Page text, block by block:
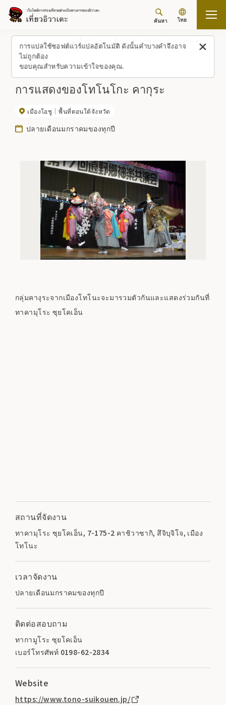
การแปลใช้ซอฟต์แวร์แปลอัตโนมัติ ดังนั้นคำบางคำจึงอาจ
ไม่ถูกต้อง
ขอบคุณสำหรับความเข้าใจของคุณ.
ค้นหา ไทย
กลับขึ้นด้านบน
การแสดงของโทโนโกะ คากุระ
เมืองโอชู พื้นที่ตอนใต้จังหวัด
ปลายเดือนมกราคมของทุกปี
กลุ่มคางุระจากเมืองโทโนะจะมารวมตัวกันและแสดงร่วมกันที่
ทาคามุโระ ซุยโคเอ็น
สถานที่จัดงาน
ทาคามุโระ ซุยโคเอ็น, 7-175-2 คาชิวาซากิ, สึจิบุจิโจ, เมือง
โทโนะ
เวลาจัดงาน
ปลายเดือนมกราคมของทุกปี
ติดต่อสอบถาม
ทากามูโระ ซุยโคเอ็น
เบอร์โทรศัพท์ 0198-62-2834
Website
https://www.tono-suikouen.jp/